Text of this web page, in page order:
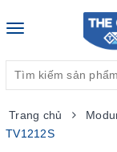
Toggle
Trang chủ
TV1212S